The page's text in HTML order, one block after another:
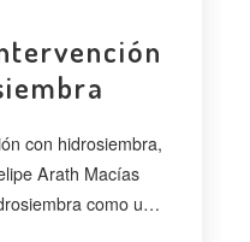
con hidrosiembra,
Arath Macías
como una